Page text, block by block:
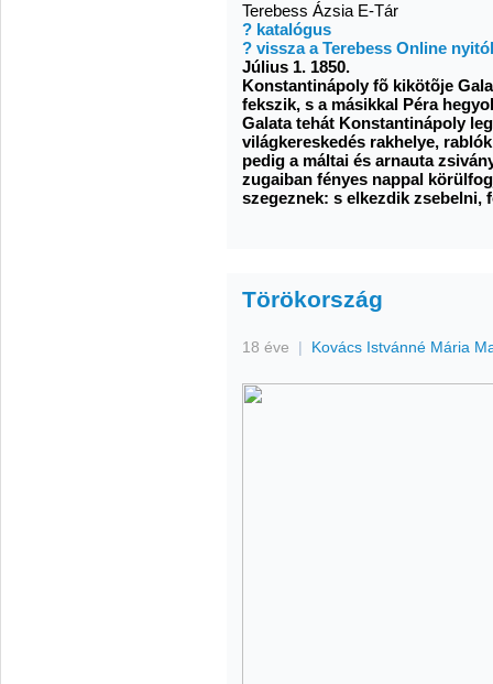
Terebess Ázsia E-Tár
? katalógus
? vissza a Terebess Online
Július 1. 1850.
Konstantinápoly fõ kikötõje
fekszik, s a másikkal Péra
Galata tehát Konstantinápoly
világkereskedés rakhelye,
pedig a máltai és arnauta
zugaiban fényes nappal
szegeznek: s elkezdik zsebelni,
Törökország
18 éve | Kovács Istvánné Mária